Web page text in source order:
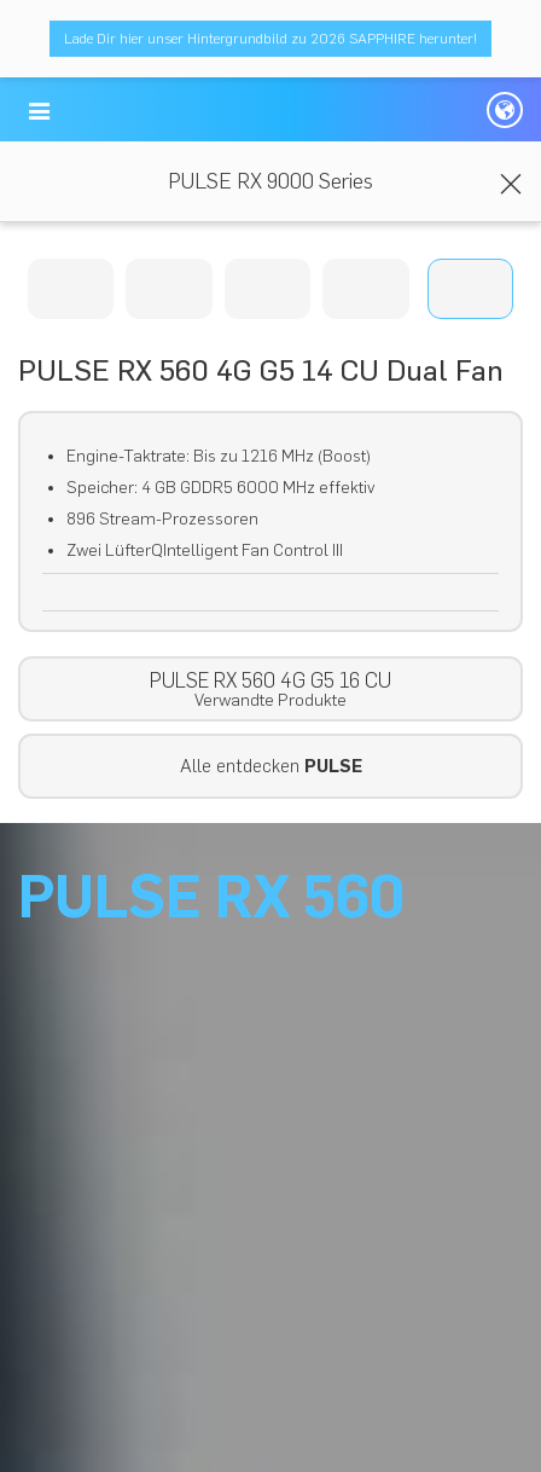
Lade Dir hier unser Hintergrundbild zu 2026 SAPPHIRE herunter!
PULSE RX 9000 Series
PULSE RX 560 4G G5 14 CU Dual Fan
Engine-Taktrate: Bis zu 1216 MHz (Boost)
Speicher: 4 GB GDDR5 6000 MHz effektiv
896 Stream-Prozessoren
Zwei LüfterQIntelligent Fan Control III
PULSE RX 560 4G G5 16 CU
Verwandte Produkte
Alle entdecken PULSE
PULSE RX 560